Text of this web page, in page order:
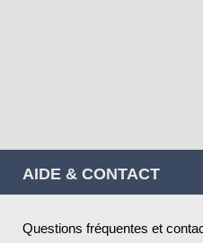
AIDE & CONTACT
Questions fréquentes et